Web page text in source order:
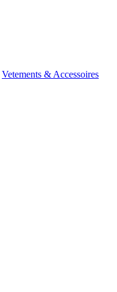
Vetements & Accessoires